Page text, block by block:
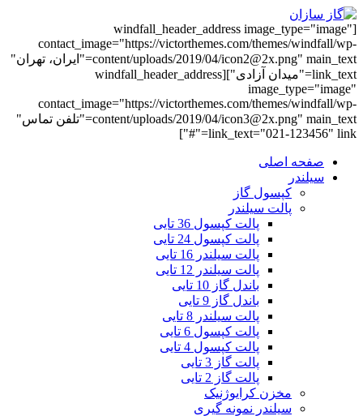
[windfall_header_address image_type="image"
contact_image="https://victorthemes.com/themes/windfall/wp-
content/uploads/2019/04/icon2@2x.png" main_text="ایران، تهران"
link_text="میدان آزادی"][windfall_header_address
image_type="image"
contact_image="https://victorthemes.com/themes/windfall/wp-
content/uploads/2019/04/icon3@2x.png" main_text="تلفن تماس"
link_text="021-123456" link="#"]
صفحه اصلی
سیلندر
کپسول گاز
پالت سیلندر
پالت کپسول 36 تایی
پالت کپسول 24 تایی
پالت سیلندر 16 تایی
پالت سیلندر 12 تایی
باندل گاز 10 تایی
باندل گاز 9 تایی
پالت سیلندر 8 تایی
پالت کپسول 6 تایی
پالت کپسول 4 تایی
پالت گاز 3 تایی
پالت گاز 2 تایی
مخزن کرایوژنیک
سیلندر نمونه گیری